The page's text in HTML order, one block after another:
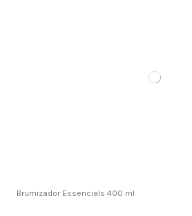
Brumizador Essencials 400 ml